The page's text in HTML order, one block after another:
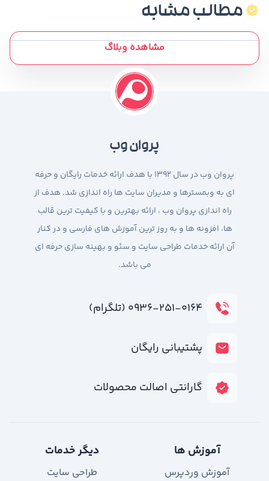
مطالب مشابه
مشاهده وبلاگ
پروان وب
پروان وب در سال 1392 با هدف ارائه خدمات رایگان و حرفه
ای به وبمسترها و مدیران سایت ها راه اندازی شد. هدف از
راه اندازی پروان وب ، ارائه بهترین و با کیفیت ترین قالب
ها، افزونه ها و به روز ترین آموزش های فارسی و در کنار
آن ارائه خدمات طراحی سایت و سئو و بهینه سازی حرفه ای
می باشد.
۰۹۳۶-۲۵۱-۰۱۶۴ (تلگرام)
پشتیبانی رایگان
گارانتی اصالت محصولات
آموزش ها
آموزش وردپرس
دیگر خدمات
طراحی سایت